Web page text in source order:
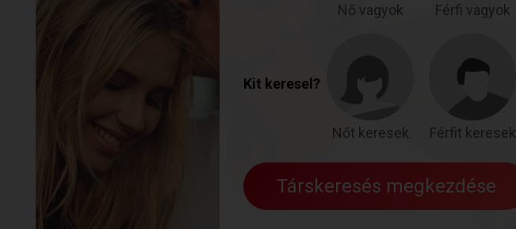
Nő vagyok Férfi vagyok
Kit keresel?
Nőt keresek Férfit keresek
Társkeresés megkezdése